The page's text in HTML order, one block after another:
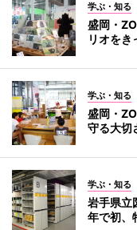
学ぶ・知る
盛岡・
リオをき
学ぶ・知る
盛岡・
守る大切
学ぶ・知る
岩手県
年で初、